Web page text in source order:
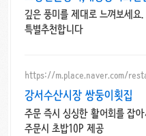
깊은 풍미를 제대로 느껴보세요
특별추천합니다
https://m.place.naver.com/
강서수산시장 쌍둥이횟집
주문 즉시 싱싱한 활어회를 잡
주문시 초밥10P 제공